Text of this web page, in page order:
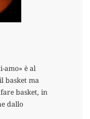
amo» è al
basket ma
basket, in
dallo